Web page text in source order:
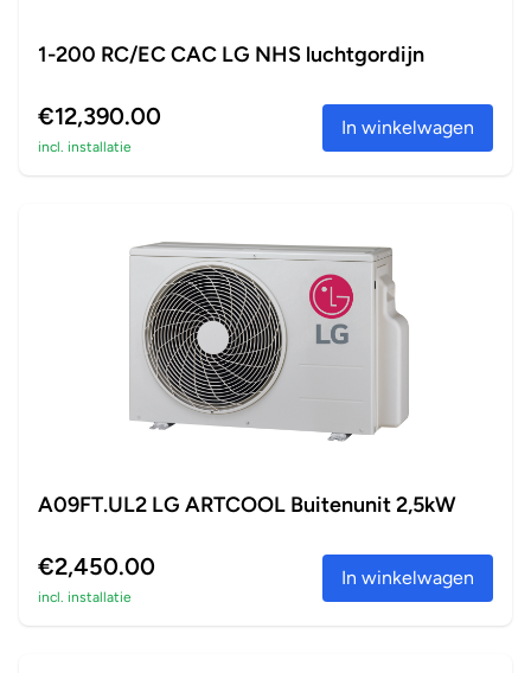
1-200 RC/EC CAC LG NHS luchtgordijn
€12,390.00
incl. installatie
In winkelwagen
A09FT.UL2 LG ARTCOOL Buitenunit 2,5kW
€2,450.00
incl. installatie
In winkelwagen